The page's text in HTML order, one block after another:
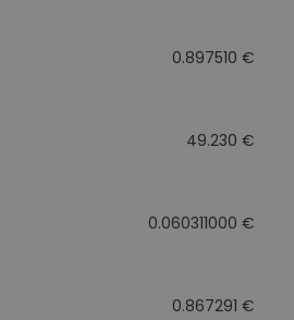
0.897510 €
49.230 €
0.060311000 €
0.867291 €